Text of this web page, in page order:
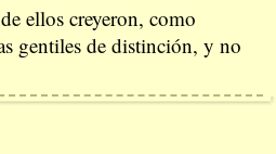
ellos creyeron, como
gentiles de distinción, y no